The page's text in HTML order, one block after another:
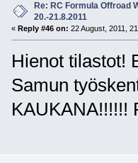
Re: RC Formula Offroad
20.-21.8.2011
« Reply #46 on: 22 August, 2011,
Hienot tilastot!
Samun
KAUKANA!!!!!!